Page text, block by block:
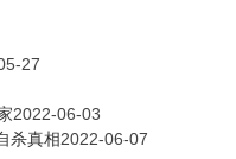
27
2022-06-03
杀真相2022-06-07